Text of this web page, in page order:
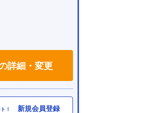
詳細・変更
！ 新規会員登録